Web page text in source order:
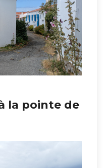
la pointe de